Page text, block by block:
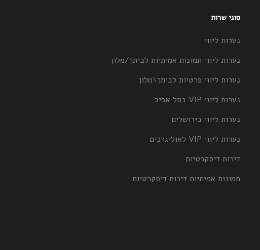
סוגי שרות
נערות ליווי
נערות ליווי תמונות אמיתיות לביתך/מלון
נערות ליווי פרטיות לביתך\מלון
נערות ליווי VIP בתל אביב
נערות ליווי בירושלים
נערות ליווי VIP לאוליגרכים
דירות דיסקרטיות
תמונות אמיתיות דירות דיסקרטיות